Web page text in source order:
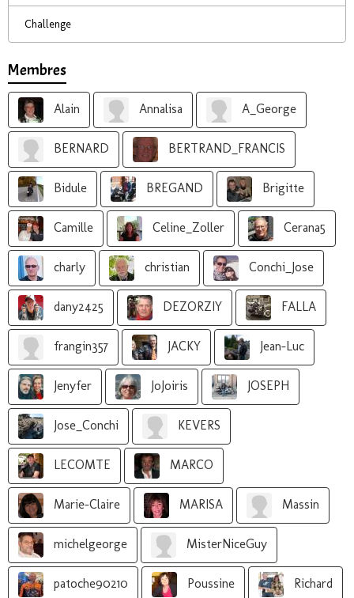
Challenge
Membres
Alain Annalisa A_George
BERNARD BERTRAND_FRANCIS
Bidule BREGAND Brigitte
Camille Celine_Zoller Cerana5
charly christian Conchi_Jose
dany2425 DEZORZIY FALLA
frangin357 JACKY Jean-Luc
Jenyfer JoJoiris JOSEPH
Jose_Conchi KEVERS
LECOMTE MARCO
Marie-Claire MARISA Massin
michelgeorge MisterNiceGuy
patoche90210 Poussine Richard